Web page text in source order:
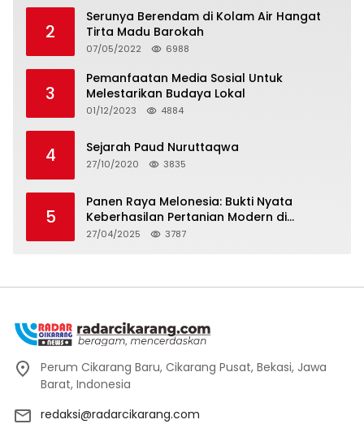
2
Serunya Berendam di Kolam Air Hangat
Tirta Madu Barokah
07/05/2022 6988
3
Pemanfaatan Media Sosial Untuk
Melestarikan Budaya Lokal
01/12/2023 4884
4 Sejarah Paud Nuruttaqwa
27/10/2020 3835
5
Panen Raya Melonesia: Bukti Nyata
Keberhasilan Pertanian Modern di
Kabupaten Bekasi
27/04/2025 3787
Perum Cikarang Baru, Cikarang Pusat, Bekasi, Jawa
Barat, Indonesia
redaksi@radarcikarang.com